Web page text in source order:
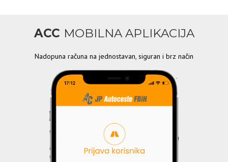
ACC MOBILNA APLIKACIJA
Nadopuna računa na jednostavan, siguran i brz način